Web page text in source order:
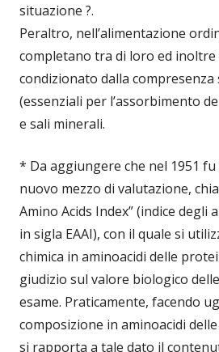
situazione ?.
Peraltro, nell’alimentazione
completano tra di loro ed
condizionato dalla
(essenziali per l’assorbimento
e sali minerali.
* Da aggiungere che nel 1951
nuovo mezzo di valutazione,
Amino Acids Index” (indice degli
in sigla EAAI), con il quale si
chimica in aminoacidi delle
giudizio sul valore biologico
esame. Praticamente, facendo
composizione in aminoacidi
si rapporta a tale dato il